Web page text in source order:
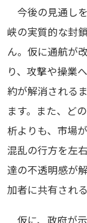
今後の見通し
峡の実質的な封
ん。仮に通航が
り、攻撃や操業
約が解消される
ます。また、ど
析よりも、市場
混乱の行方を左
達の不透明感が
加者に共有され
仮に、政府が